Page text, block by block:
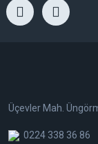
Üçevler Mah.
0224 338 36 86